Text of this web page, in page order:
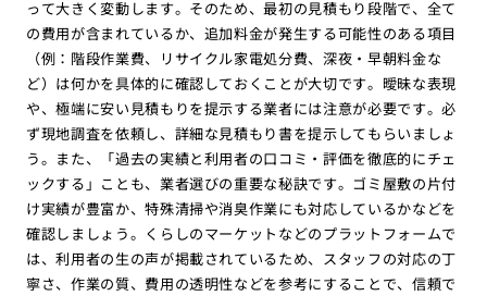
って大きく変動します。そのため、最初の見積もり段階で、全て
の費用が含まれているか、追加料金が発生する可能性のある項目
（例：階段作業費、リサイクル家電処分費、深夜・早朝料金な
ど）は何かを具体的に確認しておくことが大切です。曖昧な表現
や、極端に安い見積もりを提示する業者には注意が必要です。必
ず現地調査を依頼し、詳細な見積もり書を提示してもらいましょ
う。また、「過去の実績と利用者の口コミ・評価を徹底的にチェ
ックする」ことも、業者選びの重要な秘訣です。ゴミ屋敷の片付
け実績が豊富か、特殊清掃や消臭作業にも対応しているかなどを
確認しましょう。くらしのマーケットなどのプラットフォームで
は、利用者の生の声が掲載されているため、スタッフの対応の丁
寧さ、作業の質、費用の透明性などを参考にすることで、信頼で